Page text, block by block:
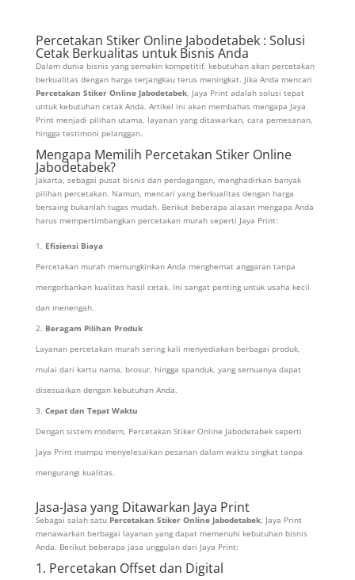
Percetakan Stiker Online Jabodetabek : Solusi
Cetak Berkualitas untuk Bisnis Anda
Dalam dunia bisnis yang semakin kompetitif, kebutuhan akan percetakan
berkualitas dengan harga terjangkau terus meningkat. Jika Anda mencari
Percetakan Stiker Online Jabodetabek, Jaya Print adalah solusi tepat
untuk kebutuhan cetak Anda. Artikel ini akan membahas mengapa Jaya
Print menjadi pilihan utama, layanan yang ditawarkan, cara pemesanan,
hingga testimoni pelanggan.
Mengapa Memilih Percetakan Stiker Online
Jabodetabek?
Jakarta, sebagai pusat bisnis dan perdagangan, menghadirkan banyak
pilihan percetakan. Namun, mencari yang berkualitas dengan harga
bersaing bukanlah tugas mudah. Berikut beberapa alasan mengapa Anda
harus mempertimbangkan percetakan murah seperti Jaya Print:
Efisiensi Biaya
Percetakan murah memungkinkan Anda menghemat anggaran tanpa
mengorbankan kualitas hasil cetak. Ini sangat penting untuk usaha kecil
dan menengah.
Beragam Pilihan Produk
Layanan percetakan murah sering kali menyediakan berbagai produk,
mulai dari kartu nama, brosur, hingga spanduk, yang semuanya dapat
disesuaikan dengan kebutuhan Anda.
Cepat dan Tepat Waktu
Dengan sistem modern, Percetakan Stiker Online Jabodetabek seperti
Jaya Print mampu menyelesaikan pesanan dalam waktu singkat tanpa
mengurangi kualitas.
Jasa-Jasa yang Ditawarkan Jaya Print
Sebagai salah satu Percetakan Stiker Online Jabodetabek, Jaya Print
menawarkan berbagai layanan yang dapat memenuhi kebutuhan bisnis
Anda. Berikut beberapa jasa unggulan dari Jaya Print:
1. Percetakan Offset dan Digital